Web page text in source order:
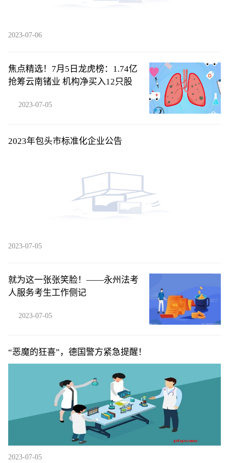
2023-07-06
焦点精选！7月5日龙虎榜：1.74亿
抢筹云南锗业 机构净买入12只股
2023-07-05
2023年包头市标准化企业公告
2023-07-05
就为这一张张笑脸！——永州法考
人服务考生工作侧记
2023-07-05
“恶魔的狂喜”，德国警方紧急提醒！
2023-07-05